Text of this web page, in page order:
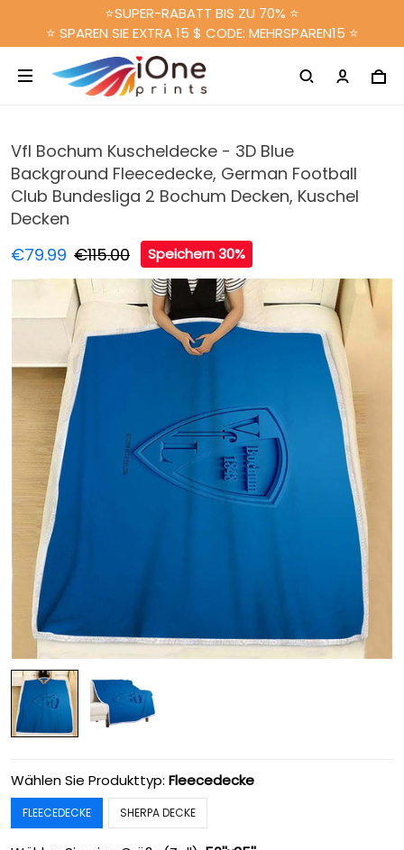
⭐SUPER-RABATT BIS ZU 70% ⭐
⭐ SPAREN SIE EXTRA 15 $ CODE: MEHRSPAREN15 ⭐
Vfl Bochum Kuscheldecke - 3D Blue
Background Fleecedecke, German Football
Club Bundesliga 2 Bochum Decken, Kuschel
Decken
€79.99 €115.00 Speichern 30%
Wählen Sie Produkttyp: Fleecedecke
FLEECEDECKE SHERPA DECKE